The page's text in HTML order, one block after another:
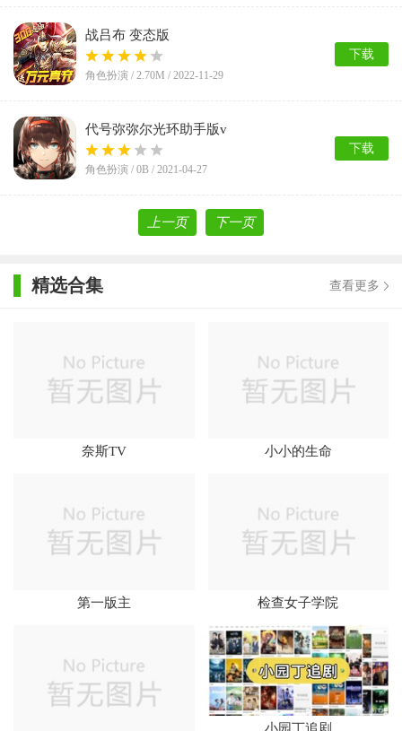
战吕布 变态版
角色扮演 / 2.70M / 2022-11-29
下载
代号弥弥尔光环助手版v
角色扮演 / 0B / 2021-04-27
下载
上一页 下一页
精选合集 查看更多
奈斯TV 小小的生命
第一版主 检查女子学院
小园丁追剧